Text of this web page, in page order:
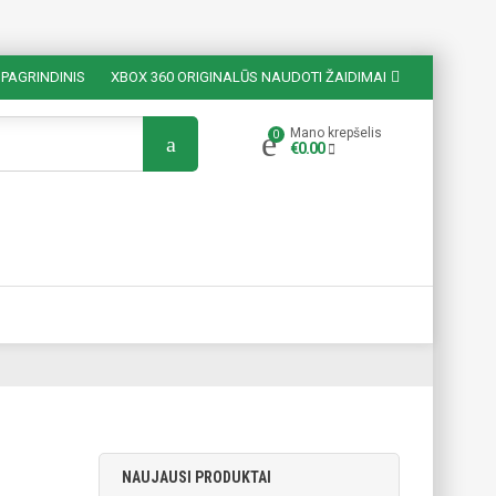
PAGRINDINIS XBOX 360 ORIGINALŪS NAUDOTI ŽAIDIMAI
Mano krepšelis
€0.00
NAUJAUSI PRODUKTAI